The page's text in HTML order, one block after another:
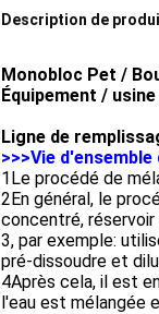
Description de
Monobloc Pet /
Équipement /
Ligne de
>>>Vie
1Le procédé de
2En général, le
concentré, réservoir
3, par exemple:
pré-dissoudre et
4Après cela, il est
l'eau est mélangée